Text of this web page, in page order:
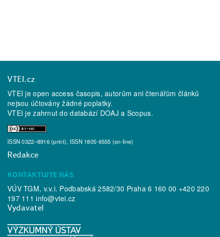
VTEI.cz
VTEI je open access časopis, autorům ani čtenářům článků
nejsou účtovány žádné poplatky.
VTEI je zahrnut do databází DOAJ a Scopus.
ISSN 0322–8916 (print), ISSN 1805-6555 (on-line)
Redakce
KONTAKTUJTE NÁS
VÚV TGM, v.v.i. Podbabská 2582/30 Praha 6 160 00 +420 220
197 111info@vtei.cz
Vydavatel